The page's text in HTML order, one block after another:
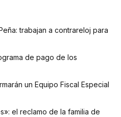
trabajan a contrareloj para
de pago de los
un Equipo Fiscal Especial
el reclamo de la familia de